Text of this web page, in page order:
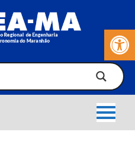
Barra de